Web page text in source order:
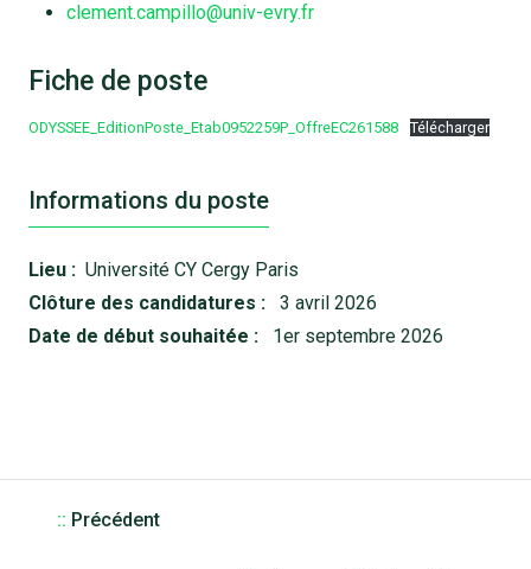
clement.campillo@univ-evry.fr
Fiche de poste
ODYSSEE_EditionPoste_Etab0952259P_OffreEC261588 Télécharger
Informations du poste
Lieu : Université CY Cergy Paris
Clôture des candidatures :
3 avril 2026
Date de début souhaitée :
1er septembre 2026
:: Précédent